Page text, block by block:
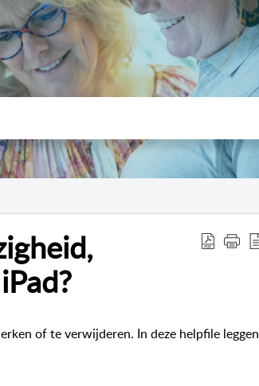
of te verwijderen. In deze helpfile leggen